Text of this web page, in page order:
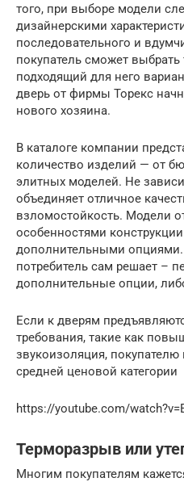
того, при выборе модели
дизайнерскими
последовательного и
покупатель сможет
подходящий для него
дверь от фирмы Торекс
нового хозяина.
В каталоге компании
количество изделий — от
элитных моделей. Не
объединяет отличное
взломостойкость. Модели
особенностями
дополнительными
потребитель сам решает –
дополнительные опции,
Если к дверям
требования, такие как
звукоизоляция,
средней ценовой категории
https://youtube.com/
Терморазрыв или
Многим покупателям